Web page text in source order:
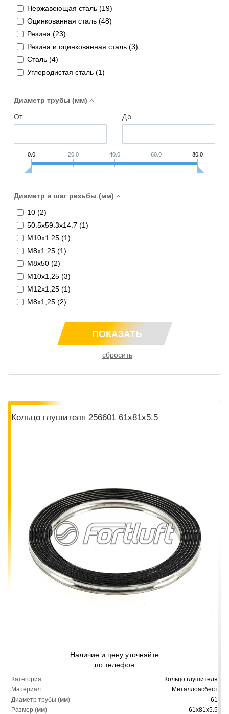
Нержавеющая сталь (19)
Оцинкованная сталь (48)
Резина (23)
Резина и оцинкованная сталь (3)
Сталь (4)
Углеродистая сталь (1)
Диаметр трубы (мм)
От До
0.0 20.0 40.0 60.0 80.0
Диаметр и шаг резьбы (мм)
10 (2)
50.5х59.3х14.7 (1)
M10x1.25 (1)
M8x1.25 (1)
M8x50 (2)
М10х1,25 (3)
М12х1,25 (1)
М8х1,25 (2)
Кольцо глушителя 256601 61х81х5.5
Наличие и цену уточняйте
по телефон
Категория
Кольцо глушителя
Материал
Металлоасбест
Диаметр трубы (мм)
61
Размер (мм)
61х81х5.5